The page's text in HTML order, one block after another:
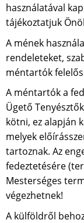
használatával
tájékoztatjuk
A mének
rendeleteket,
méntartók
A méntartók a
Ügető
kötni, ez alapján
melyek
tartoznak. Az
fedeztetésére
Mesterséges
végezhetnek!
A külföldről